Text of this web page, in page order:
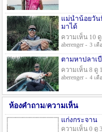
แม่น้ำน้อยวัน
มาได้
ความเห็น 10 ดู
aberenger - 3 เดื
ตามหาปลาเ
ความเห็น 8 ดู
aberenger - 4 เดื
ห้องคำถาม/ความเห็น
แก่งกระจาน
ความเห็น 0 ดู